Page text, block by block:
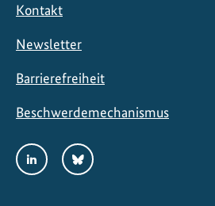
Kontakt
Newsletter
Barrierefreiheit
Beschwerdemechanismus
Social
Media
LinkedInBluesky